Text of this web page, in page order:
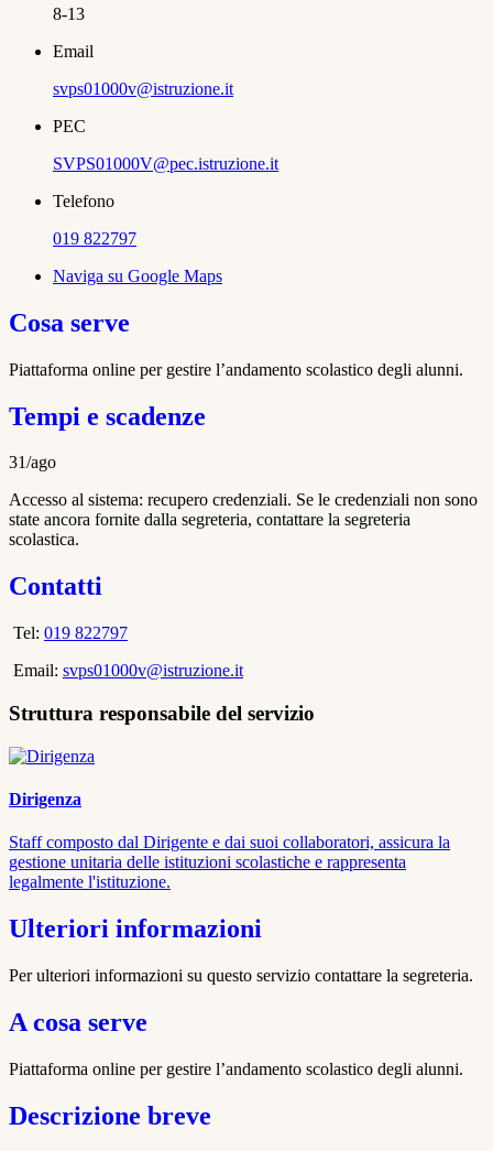
8-13
Email
svps01000v@istruzione.it
PEC
SVPS01000V@pec.istruzione.it
Telefono
019 822797
Naviga su Google Maps
Cosa serve
Piattaforma online per gestire l’andamento scolastico degli alunni.
Tempi e scadenze
31/ago
Accesso al sistema: recupero credenziali. Se le credenziali non sono
state ancora fornite dalla segreteria, contattare la segreteria
scolastica.
Contatti
Tel: 019 822797
Email: svps01000v@istruzione.it
Struttura responsabile del servizio
Dirigenza
Staff composto dal Dirigente e dai suoi collaboratori, assicura la
gestione unitaria delle istituzioni scolastiche e rappresenta
legalmente l'istituzione.
Ulteriori informazioni
Per ulteriori informazioni su questo servizio contattare la segreteria.
A cosa serve
Piattaforma online per gestire l’andamento scolastico degli alunni.
Descrizione breve